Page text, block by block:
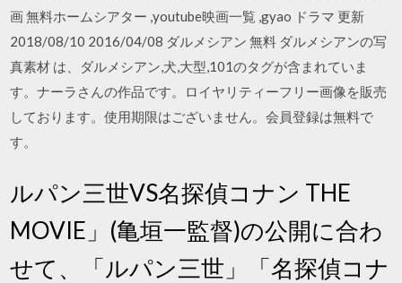
画 無料ホームシアター ,youtube映画一覧 ,gyao ドラマ 更新
2018/08/10 2016/04/08 ダルメシアン 無料 ダルメシアンの写
真素材 は、ダルメシアン,犬,大型,101のタグが含まれていま
す。ナーラさんの作品です。ロイヤリティーフリー画像を販売
しております。使用期限はございません。会員登録は無料で
す。
ルパン三世VS名探偵コナン THE
MOVIE」(亀垣一監督)の公開に合わ
せて、「ルパン三世」「名探偵コナ